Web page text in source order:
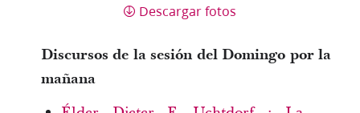
Descargar fotos
Discursos de la sesión del Domingo por la
mañana